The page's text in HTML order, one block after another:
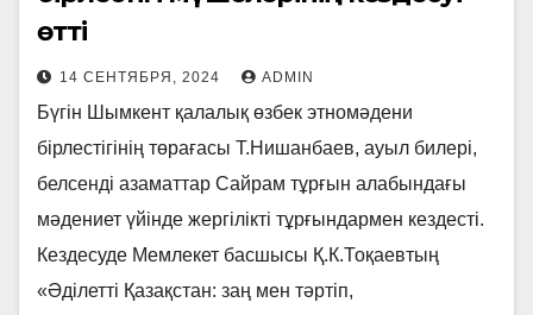
өтті
14 СЕНТЯБРЯ, 2024 ADMIN
Бүгін Шымкент қалалық өзбек этномәдени
бірлестігінің төрағасы Т.Нишанбаев, ауыл билері,
белсенді азаматтар Сайрам тұрғын алабындағы
мәдениет үйінде жергілікті тұрғындармен кездесті.
Кездесуде Мемлекет басшысы Қ.К.Тоқаевтың
«Әділетті Қазақстан: заң мен тәртіп,